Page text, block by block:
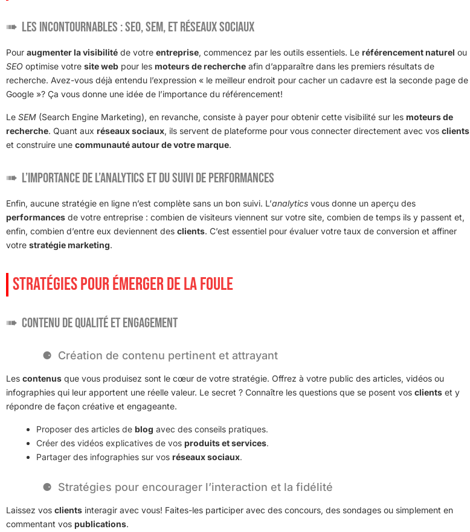
Les incontournables : SEO, SEM, et réseaux sociaux
Pour augmenter la visibilité de votre entreprise, commencez par les outils essentiels. Le référencement naturel ou
SEO optimise votre site web pour les moteurs de recherche afin d’apparaître dans les premiers résultats de
recherche. Avez-vous déjà entendu l’expression « le meilleur endroit pour cacher un cadavre est la seconde page de
Google »? Ça vous donne une idée de l’importance du référencement!
Le SEM (Search Engine Marketing), en revanche, consiste à payer pour obtenir cette visibilité sur les moteurs de
recherche. Quant aux réseaux sociaux, ils servent de plateforme pour vous connecter directement avec vos clients
et construire une communauté autour de votre marque.
L’importance de l’analytics et du suivi de performances
Enfin, aucune stratégie en ligne n’est complète sans un bon suivi. L’analytics vous donne un aperçu des
performances de votre entreprise : combien de visiteurs viennent sur votre site, combien de temps ils y passent et,
enfin, combien d’entre eux deviennent des clients. C’est essentiel pour évaluer votre taux de conversion et affiner
votre stratégie marketing.
STRATÉGIES POUR ÉMERGER DE LA FOULE
Contenu de qualité et engagement
Création de contenu pertinent et attrayant
Les contenus que vous produisez sont le cœur de votre stratégie. Offrez à votre public des articles, vidéos ou
infographies qui leur apportent une réelle valeur. Le secret ? Connaître les questions que se posent vos clients et y
répondre de façon créative et engageante.
Proposer des articles de blog avec des conseils pratiques.
Créer des vidéos explicatives de vos produits et services.
Partager des infographies sur vos réseaux sociaux.
Stratégies pour encourager l’interaction et la fidélité
Laissez vos clients interagir avec vous! Faites-les participer avec des concours, des sondages ou simplement en
commentant vos publications.